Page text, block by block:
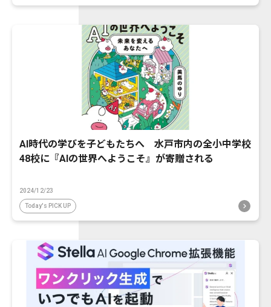
AI時代の学びを子どもたちへ 水戸市内の全小中学校
48校に『AIの世界へようこそ』が寄贈される
2024/12/23
Today's PICK UP